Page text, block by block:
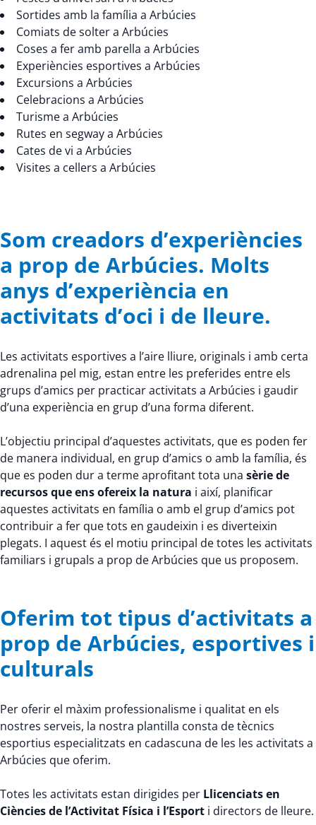
Sortides amb la família a Arbúcies
Comiats de solter a Arbúcies
Coses a fer amb parella a Arbúcies
Experiències esportives a Arbúcies
Excursions a Arbúcies
Celebracions a Arbúcies
Turisme a Arbúcies
Rutes en segway a Arbúcies
Cates de vi a Arbúcies
Visites a cellers a Arbúcies
Som creadors d’experiències
a prop de Arbúcies. Molts
anys d’experiència en
activitats d’oci i de lleure.
Les activitats esportives a l’aire lliure, originals i amb certa
adrenalina pel mig, estan entre les preferides entre els
grups d’amics per practicar activitats a Arbúcies i gaudir
d’una experiència en grup d’una forma diferent.
L’objectiu principal d’aquestes activitats, que es poden fer
de manera individual, en grup d’amics o amb la família, és
que es poden dur a terme aprofitant tota una sèrie de
recursos que ens ofereix la natura i així, planificar
aquestes activitats en família o amb el grup d’amics pot
contribuir a fer que tots en gaudeixin i es diverteixin
plegats. I aquest és el motiu principal de totes les activitats
familiars i grupals a prop de Arbúcies que us proposem.
Oferim tot tipus d’activitats a
prop de Arbúcies, esportives i
culturals
Per oferir el màxim professionalisme i qualitat en els
nostres serveis, la nostra plantilla consta de tècnics
esportius especialitzats en cadascuna de les les activitats a
Arbúcies que oferim.
Totes les activitats estan dirigides per Llicenciats en
Ciències de l’Activitat Física i l’Esport i directors de lleure.